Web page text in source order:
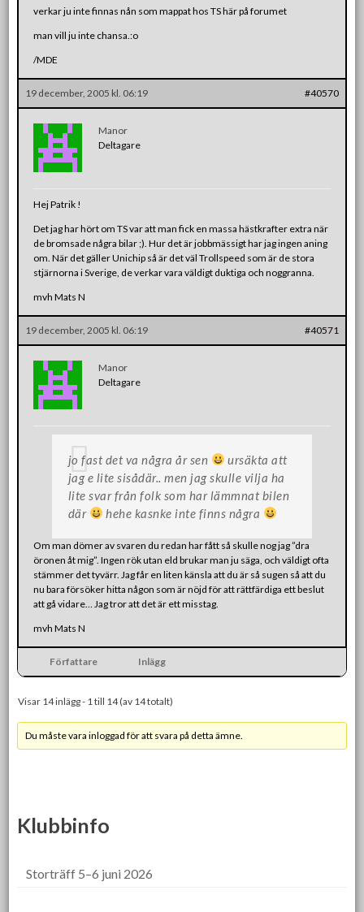
verkar ju inte finnas nån som mappat hos TS här på forumet
man vill ju inte chansa.:o
/MDE
19 december, 2005 kl. 06:19 #40570
Manor
Deltagare
Hej Patrik !
Det jag har hört om TS var att man fick en massa hästkrafter extra när
de bromsade några bilar ;). Hur det är jobbmässigt har jag ingen aning
om. När det gäller Unichip så är det väl Trollspeed som är de stora
stjärnorna i Sverige, de verkar vara väldigt duktiga och noggranna.
mvh Mats N
19 december, 2005 kl. 06:19 #40571
Manor
Deltagare
jo fast det va några år sen
ursäkta att
jag e lite sisådär.. men jag skulle vilja ha
lite svar från folk som har lämmnat bilen
där
hehe kasnke inte finns några
Om man dömer av svaren du redan har fått så skulle nog jag ”dra
öronen åt mig”. Ingen rök utan eld brukar man ju säga, och väldigt ofta
stämmer det tyvärr. Jag får en liten känsla att du är så sugen så att du
nu bara försöker hitta någon som är nöjd för att rättfärdiga ett beslut
att gå vidare… Jag tror att det är ett misstag.
mvh Mats N
Författare Inlägg
Visar 14 inlägg - 1 till 14 (av 14 totalt)
Du måste vara inloggad för att svara på detta ämne.
Klubbinfo
Storträff 5–6 juni 2026